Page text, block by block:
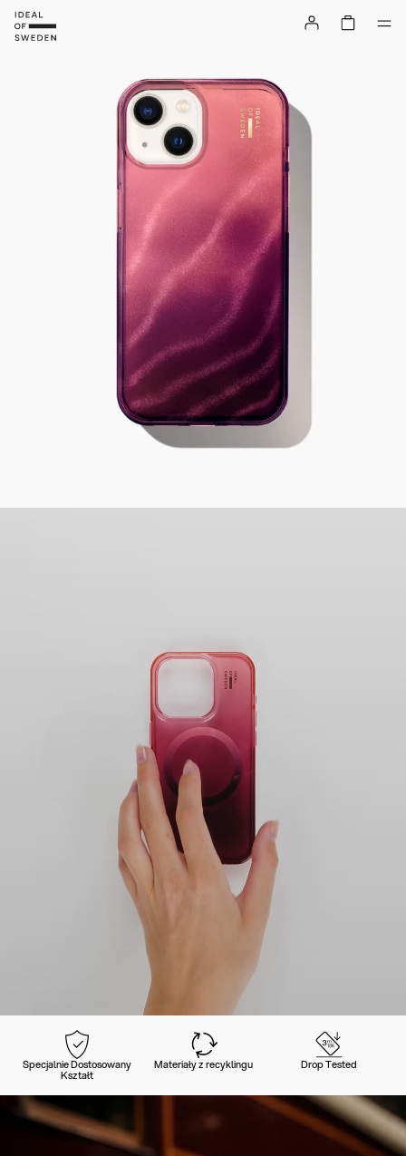
Specjalnie Dostosowany
Kształt
Materiały z recyklingu Drop Tested